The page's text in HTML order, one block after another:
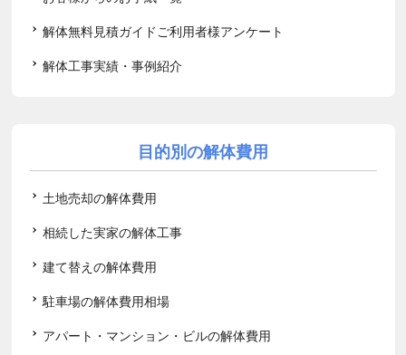
解体無料見積ガイドご利用者様アンケート
解体工事実績・事例紹介
目的別の解体費用
土地売却の解体費用
相続した実家の解体工事
建て替えの解体費用
駐車場の解体費用相場
アパート・マンション・ビルの解体費用